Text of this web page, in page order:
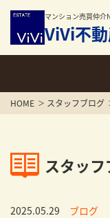
マンション売買仲介
ViVi不
HOME スタッフブログ
スタッ
2025.05.29 ブログ